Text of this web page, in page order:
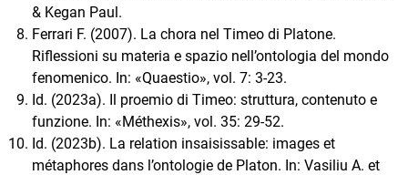
& Kegan Paul.
Ferrari F. (2007). La chora nel Timeo di Platone.
Riflessioni su materia e spazio nell’ontologia del mondo
fenomenico. In: «Quaestio», vol. 7: 3-23.
Id. (2023a). Il proemio di Timeo: struttura, contenuto e
funzione. In: «Méthexis», vol. 35: 29-52.
Id. (2023b). La relation insaisissable: images et
métaphores dans l’ontologie de Platon. In: Vasiliu A. et